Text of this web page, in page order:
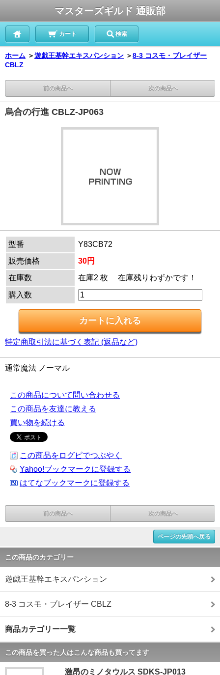
マスターズギルド 通販部
カート 検索
ホーム ＞遊戯王基幹エキスパンション ＞8-3 コスモ・ブレイザー
CBLZ
前の商品へ 次の商品へ
烏合の行進 CBLZ-JP063
型番
Y83CB72
販売価格
30円
在庫数
在庫2 枚 在庫残りわずかです！
購入数
特定商取引法に基づく表記 (返品など)
通常魔法 ノーマル
この商品について問い合わせる
この商品を友達に教える
買い物を続ける
この商品をログピでつぶやく
Yahoo!ブックマークに登録する
はてなブックマークに登録する
前の商品へ 次の商品へ
ページの先頭へ戻る
この商品のカテゴリー
遊戯王基幹エキスパンション
8-3 コスモ・ブレイザー CBLZ
商品カテゴリー一覧
この商品を買った人はこんな商品も買ってます
激昂のミノタウルス SDKS-JP013